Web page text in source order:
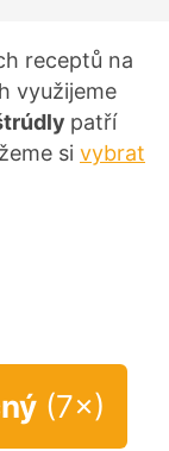
receptů na
využijeme
patří
si vybrat
(7×)